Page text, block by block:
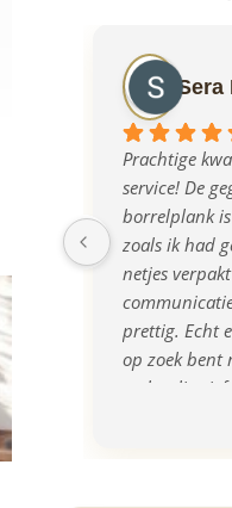
Prachtige
service! De
borrelplank
zoals ik had
netjes
prettig. Echt
op zoek bent
en